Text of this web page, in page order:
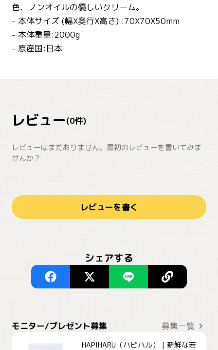
色、ノンオイルの優しいクリーム。
- 本体サイズ (幅X奥行X高さ) :70X70X50mm
- 本体重量:2000g
- 原産国:日本
レビュー(0件)
レビューはまだありません。最初のレビューを書いてみま
せんか？
レビューを書く
シェアする
モニター/プレゼント募集 募集一覧
HAPIHARU（ハピハル）｜新鮮な若